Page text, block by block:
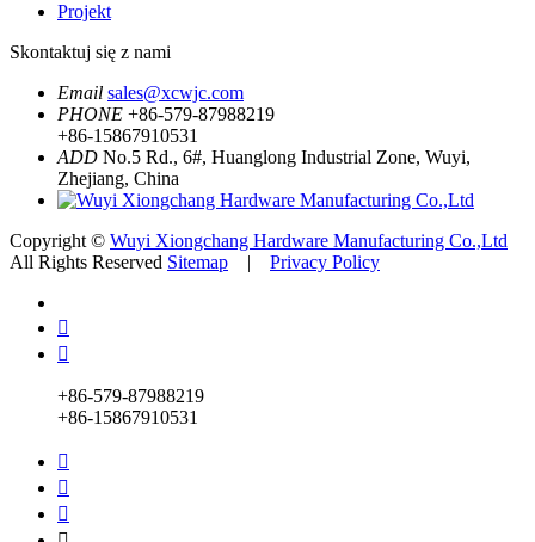
Projekt
Skontaktuj się z nami
Email sales@xcwjc.com
PHONE +86-579-87988219
+86-15867910531
ADD No.5 Rd., 6#, Huanglong Industrial Zone, Wuyi,
Zhejiang, China
Copyright © Wuyi Xiongchang Hardware Manufacturing Co.,Ltd
All Rights Reserved Sitemap | Privacy Policy


+86-579-87988219
+86-15867910531


